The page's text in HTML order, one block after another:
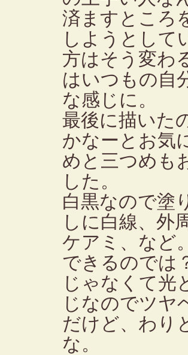
済ますところ
しようとして
方はそう変わ
はいつもの自
な感じに。
最後に描いた
かなーとお気
めと三つめも
した。
白黒なので塗
しに白線、外
ケアミ、など
できるのでは
じゃなくて光
じなのでツヤ
だけど、わり
な。